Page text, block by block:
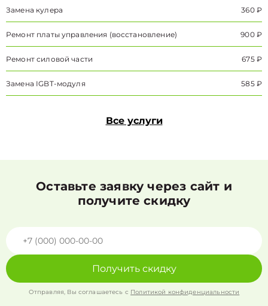
Замена кулера 360 ₽
Ремонт платы управления (восстановление) 900 ₽
Ремонт силовой части 675 ₽
Замена IGBT-модуля 585 ₽
Все услуги
Оставьте заявку через сайт и
получите скидку
Получить скидку
Отправляя, Вы соглашаетесь с Политикой конфиденциальности